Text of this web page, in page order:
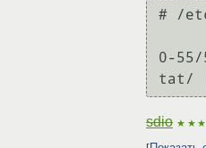
# /
0-
tat/
sdio